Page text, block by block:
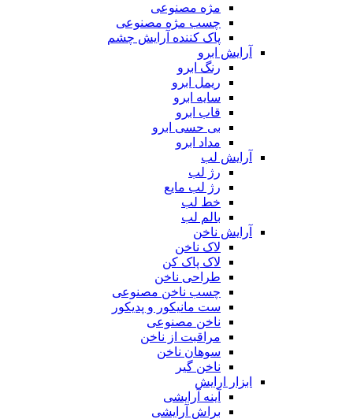
مژه مصنوعی
چسب مژه مصنوعی
پاک کننده آرایش چشم
آرایش ابرو
رنگ ابرو
ریمل ابرو
سایه ابرو
قاب ابرو
بی حسی ابرو
مداد ابرو
آرایش لب
رژ لب
رژ لب مایع
خط لب
بالم لب
آرایش ناخن
لاک ناخن
لاک پاک کن
طراحی ناخن
چسب ناخن مصنوعی
ست مانیکور و پدیکور
ناخن مصنوعی
مراقبت از ناخن
سوهان ناخن
ناخن گیر
ابزار ارایش
آینه آرایشی
براش آرایشی